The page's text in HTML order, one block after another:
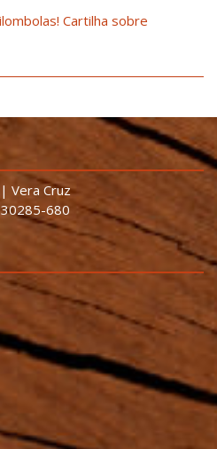
Cartilha sobre
Vera Cruz
680